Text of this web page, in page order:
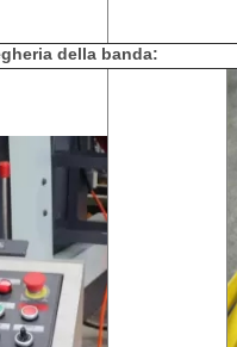
della banda: